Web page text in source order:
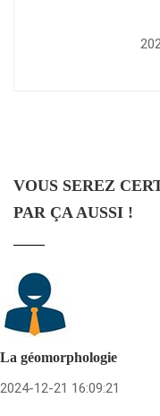
VOUS SEREZ
PAR ÇA AUSSI !
La géomorphologie
2024-12-21 16:09:21